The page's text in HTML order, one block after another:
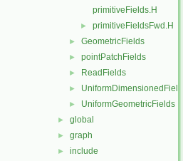
primitiveFields.H
► primitiveFieldsFwd.H
► GeometricFields
► pointPatchFields
► ReadFields
► UniformDimensionedFields
► UniformGeometricFields
► global
► graph
► include